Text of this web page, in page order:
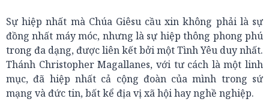
Sự hiệp nhất mà Chúa Giêsu cầu xin không phải là sự
đồng nhất máy móc, nhưng là sự hiệp thông phong phú
trong đa dạng, được liên kết bởi một Tình Yêu duy nhất.
Thánh Christopher Magallanes, với tư cách là một linh
mục, đã hiệp nhất cả cộng đoàn của mình trong sứ
mạng và đức tin, bất kể địa vị xã hội hay nghề nghiệp.